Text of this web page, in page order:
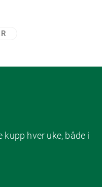
kupp hver uke, både i